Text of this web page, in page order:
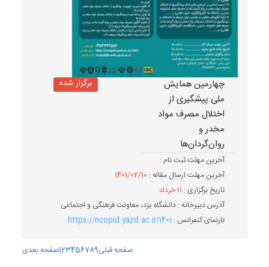
چهارمین همایش
ملی پیشگیری از
اختلال مصرف مواد
مخدر و
روان‌گردان‌ها
برگزار شده
آخرین مهلت ثبت نام :
آخرین مهلت ارسال مقاله : 1401/02/10
تاریخ برگزاری : ۱۱ خرداد
آدرس دبیرخانه : دانشگاه یزد، معاونت فرهنگی و اجتماعی
تارنمای کنفرانس : https://ncopid.yazd.ac.ir/1401
صفحه قبلی 123456789 صفحه بعدی